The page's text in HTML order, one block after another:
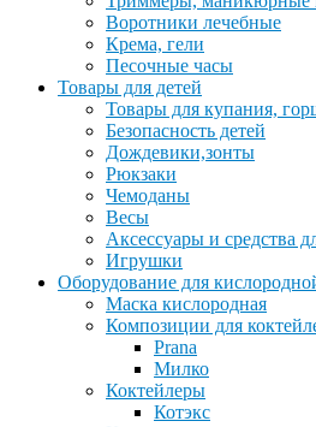
Воротники лечебные
Крема, гели
Песочные часы
Товары для детей
Товары для купания,
Безопасность детей
Дождевики,зонты
Рюкзаки
Чемоданы
Весы
Аксессуары и средства
Игрушки
Оборудование для
Маска кислородная
Композиции для
Prana
Милко
Коктейлеры
Котэкс